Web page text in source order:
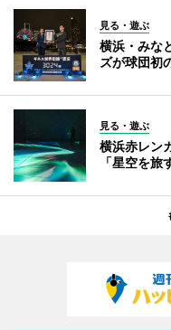
見る・遊ぶ
横浜・みな
ズが球団初
見る・遊ぶ
横浜赤レン
「星空を旅